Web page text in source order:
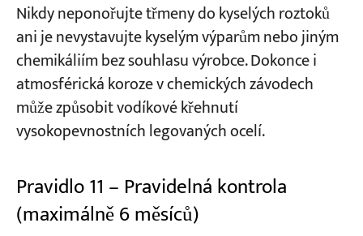
Nikdy neponořujte třmeny do kyselých roztoků
ani je nevystavujte kyselým výparům nebo jiným
chemikáliím bez souhlasu výrobce. Dokonce i
atmosférická koroze v chemických závodech
může způsobit vodíkové křehnutí
vysokopevnostních legovaných ocelí.
Pravidlo 11 – Pravidelná kontrola
(maximálně 6 měsíců)